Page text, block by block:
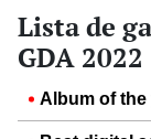
Lista de
GDA 2022
Album of the